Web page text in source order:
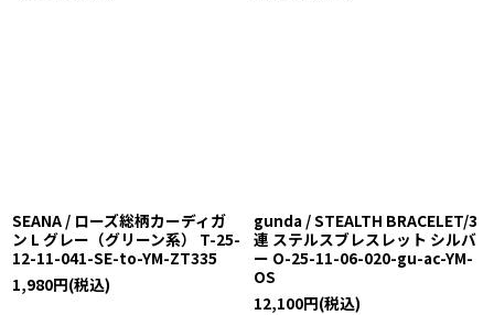
SEANA / ローズ総柄カーディガ
ン L グレー（グリーン系） T-25-
12-11-041-SE-to-YM-ZT335
1,980円(税込)
gunda / STEALTH BRACELET/3
連 ステルスブレスレット シルバ
ー O-25-11-06-020-gu-ac-YM-
OS
12,100円(税込)